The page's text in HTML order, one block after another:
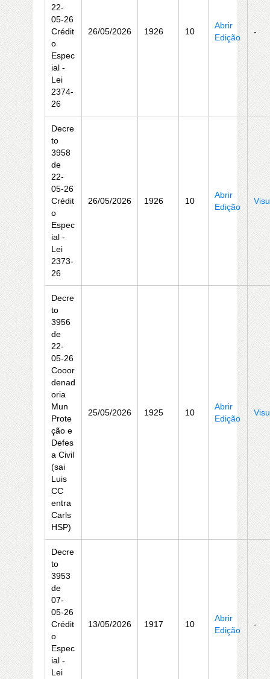
22-
05-26
Crédit
o
Espec
ial -
Lei
2374-
26
26/05/2026 1926 10
Abrir
Edição
-
Decre
to
3958
de
22-
05-26
Crédit
o
Espec
ial -
Lei
2373-
26
26/05/2026 1926 10
Abrir
Edição
Decre
to
3956
de
22-
05-26
Cooor
denad
oria
Mun
Prote
ção e
Defes
a Civil
(sai
Luis
CC
entra
Carls
HSP)
25/05/2026 1925 10
Abrir
Edição
Decre
to
3953
de
07-
05-26
Crédit
o
Espec
ial -
Lei
13/05/2026 1917 10
Abrir
Edição
-